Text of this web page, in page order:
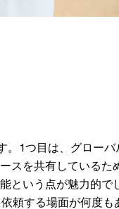
1つ目は、グロー
スを共有しているた
という点が魅力的で
頼する場面が何度も